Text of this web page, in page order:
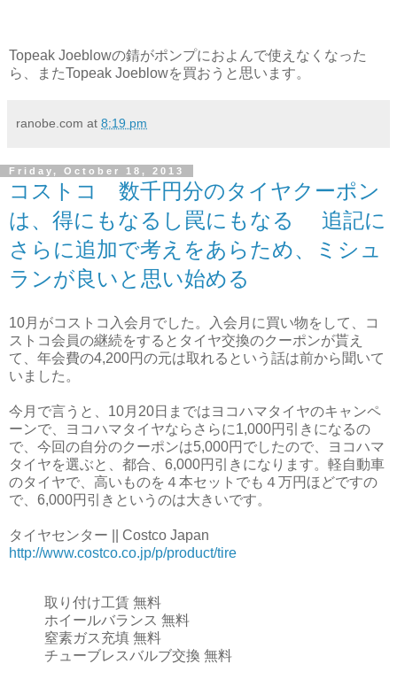
Topeak Joeblowの錆がポンプにおよんで使えなくなった
ら、またTopeak Joeblowを買おうと思います。
ranobe.com at 8:19 pm
Friday, October 18, 2013
コストコ 数千円分のタイヤクーポン
は、得にもなるし罠にもなる 追記に
さらに追加で考えをあらため、ミシュ
ランが良いと思い始める
10月がコストコ入会月でした。入会月に買い物をして、コ
ストコ会員の継続をするとタイヤ交換のクーポンが貰え
て、年会費の4,200円の元は取れるという話は前から聞いて
いました。
今月で言うと、10月20日まではヨコハマタイヤのキャンペ
ーンで、ヨコハマタイヤならさらに1,000円引きになるの
で、今回の自分のクーポンは5,000円でしたので、ヨコハマ
タイヤを選ぶと、都合、6,000円引きになります。軽自動車
のタイヤで、高いものを４本セットでも４万円ほどですの
で、6,000円引きというのは大きいです。
タイヤセンター || Costco Japan
http://www.costco.co.jp/p/product/tire
取り付け工賃 無料
ホイールバランス 無料
窒素ガス充填 無料
チューブレスバルブ交換 無料